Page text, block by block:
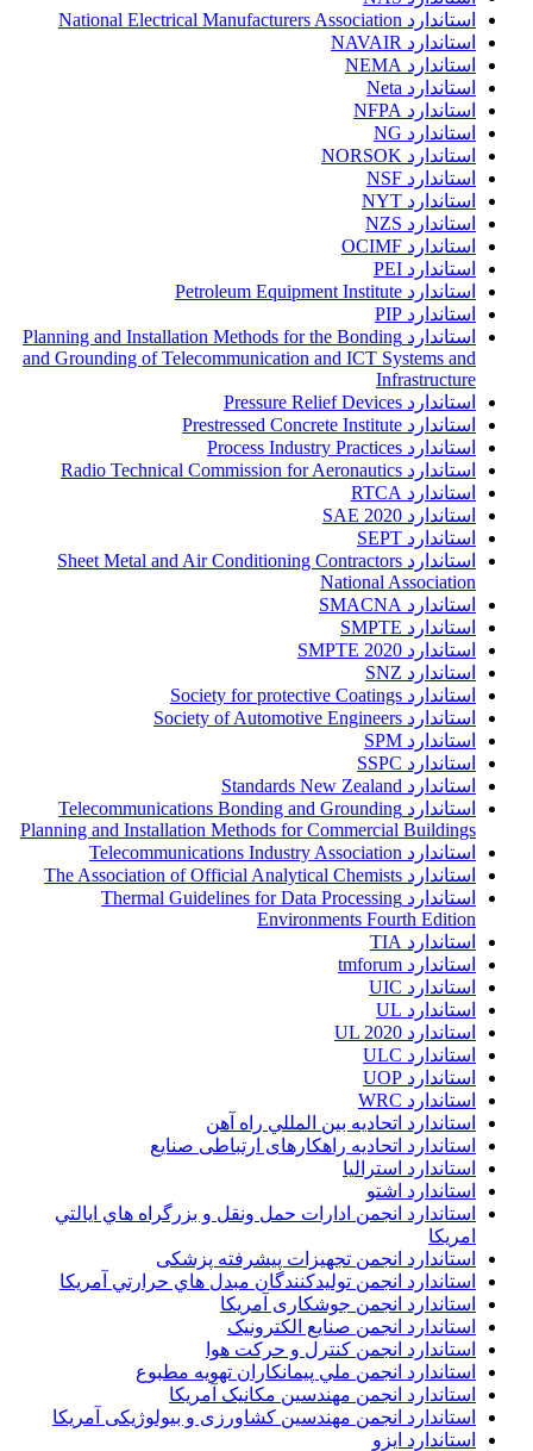
استاندارد National Electrical Manufacturers Association
استاندارد NAVAIR
استاندارد NEMA
استاندارد Neta
استاندارد NFPA
استاندارد NG
استاندارد NORSOK
استاندارد NSF
استاندارد NYT
استاندارد NZS
استاندارد OCIMF
استاندارد PEI
استاندارد Petroleum Equipment Institute
استاندارد PIP
استاندارد Planning and Installation Methods for the Bonding
and Grounding of Telecommunication and ICT Systems and
Infrastructure
استاندارد Pressure Relief Devices
استاندارد Prestressed Concrete Institute
استاندارد Process Industry Practices
استاندارد Radio Technical Commission for Aeronautics
استاندارد RTCA
استاندارد SAE 2020
استاندارد SEPT
استاندارد Sheet Metal and Air Conditioning Contractors
National Association
استاندارد SMACNA
استاندارد SMPTE
استاندارد SMPTE 2020
استاندارد SNZ
استاندارد Society for protective Coatings
استاندارد Society of Automotive Engineers
استاندارد SPM
استاندارد SSPC
استاندارد Standards New Zealand
استاندارد Telecommunications Bonding and Grounding
Planning and Installation Methods for Commercial Buildings
استاندارد Telecommunications Industry Association
استاندارد The Association of Official Analytical Chemists
استاندارد Thermal Guidelines for Data Processing
Environments Fourth Edition
استاندارد TIA
استاندارد tmforum
استاندارد UIC
استاندارد UL
استاندارد UL 2020
استاندارد ULC
استاندارد UOP
استاندارد WRC
استاندارد اتحاديه بين المللي راه آهن
استاندارد اتحادیه راهکارهای ارتباطی صنایع
استاندارد استرالیا
استاندارد اشتو
استاندارد انجمن ادارات حمل ونقل و بزرگراه هاي ايالتي
امريکا
استاندارد انجمن تجهیزات پیشرفته پزشکی
استاندارد انجمن توليدکنندگان مبدل هاي حرارتي آمريکا
استاندارد انجمن جوشکاری آمریکا
استاندارد انجمن صنايع الکترونيک
استاندارد انجمن کنترل و حرکت هوا
استاندارد انجمن ملي پيمانکاران تهويه مطبوع
استاندارد انجمن مهندسين مکانيک آمريکا
استاندارد انجمن مهندسین کشاورزی و بیولوژیکی آمریکا
استاندارد ایزو